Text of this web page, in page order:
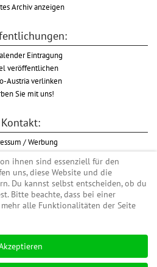
Archiv anzeigen
Eintragung
veröffentlichen
Austria verlinken
Sie mit uns!
Kontakt:
/ Werbung
WKO
AGB
#enduroaustriaracingteam
Endurocross, Endurotraining, Endurotouren,
ihnen sind essenziell für den
uns, diese Website und die
Du kannst selbst entscheiden, ob du
Bitte beachte, dass bei einer
alle Funktionalitäten der Seite